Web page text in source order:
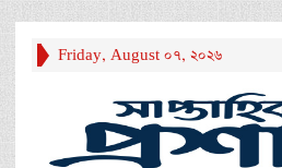
Friday, August 07, 2026